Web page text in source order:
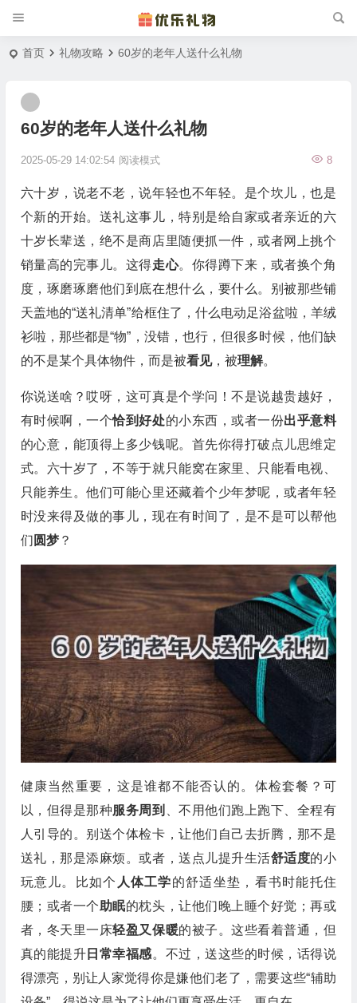
首页 礼物攻略 60岁的老年人送什么礼物
60岁的老年人送什么礼物
2025-05-29 14:02:54 8
阅读模式
六十岁，说老不老，说年轻也不年轻。是个坎儿，也是
个新的开始。送礼这事儿，特别是给自家或者亲近的六
十岁长辈送，绝不是商店里随便抓一件，或者网上挑个
销量高的完事儿。这得走心。你得蹲下来，或者换个角
度，琢磨琢磨他们到底在想什么，要什么。别被那些铺
天盖地的“送礼清单”给框住了，什么电动足浴盆啦，羊绒
衫啦，那些都是“物”，没错，也行，但很多时候，他们缺
的不是某个具体物件，而是被看见，被理解。
你说送啥？哎呀，这可真是个学问！不是说越贵越好，
有时候啊，一个恰到好处的小东西，或者一份出乎意料
的心意，能顶得上多少钱呢。首先你得打破点儿思维定
式。六十岁了，不等于就只能窝在家里、只能看电视、
只能养生。他们可能心里还藏着个少年梦呢，或者年轻
时没来得及做的事儿，现在有时间了，是不是可以帮他
们 圆梦？
健康当然重要，这是谁都不能否认的。体检套餐？可
以，但得是那种服务周到
、不用他们跑上跑下、全程有
人引导的。别送个体检卡，让他们自己去折腾，那不是
送礼，那是添麻烦。或者，送点儿提升生活舒适度的小
玩意儿。比如个 人体工学的舒适坐垫，看书时能托住
腰；或者一个助眠的枕头，让他们晚上睡个好觉；再或
者，冬天里一床轻盈又保暖的被子。这些看着普通，但
真的能提升 日常幸福感。不过，送这些的时候，话得说
得漂亮，别让人家觉得你是嫌他们老了，需要这些“辅助